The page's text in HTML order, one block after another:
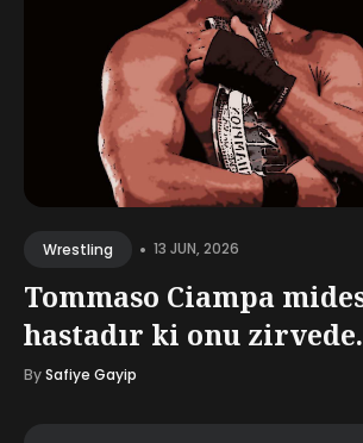
Wrestling • 13 JUN, 2026
Tommaso Ciampa
hastadır ki onu
BySafiye Gayip